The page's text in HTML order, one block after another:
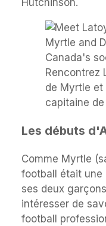
Hutchinson.
Rencontrez
de Myrtle
capitaine
Les débuts
Comme Myrtle
football était une
ses deux
intéresser de
football